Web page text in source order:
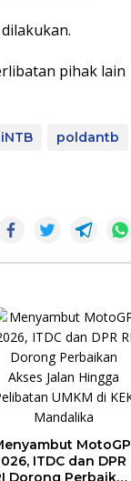
pihak lain
poldantb
MotoGP
ITDC dan DPR
Dorong Perbaikan